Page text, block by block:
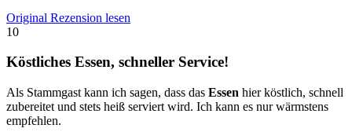
Original Rezension lesen
10
Köstliches Essen, schneller Service!
Als Stammgast kann ich sagen, dass das Essen hier köstlich, schnell
zubereitet und stets heiß serviert wird. Ich kann es nur wärmstens
empfehlen.